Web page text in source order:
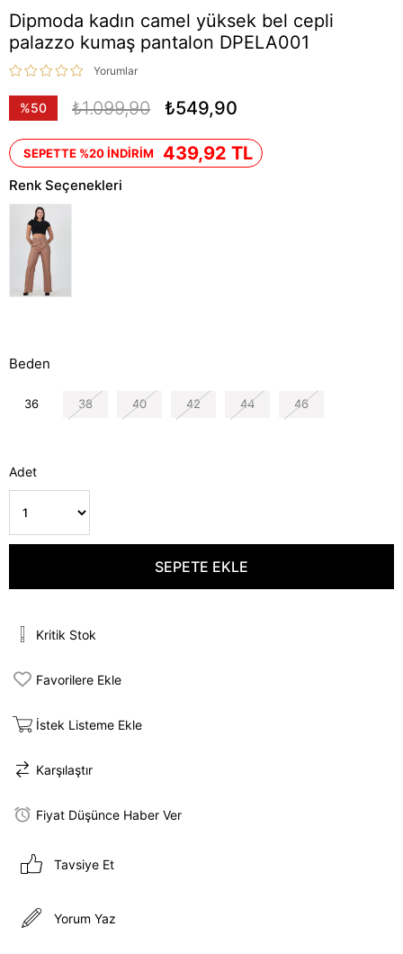
Dipmoda kadın camel yüksek bel cepli
palazzo kumaş pantalon DPELA001
Yorumlar
%50
₺1.099,90 ₺549,90
SEPETTE %20 İNDİRİM 439,92 TL
Renk Seçenekleri
Beden
36 38 40 42 44 46
Adet
Kritik Stok
Favorilere Ekle
İstek Listeme Ekle
Karşılaştır
Fiyat Düşünce Haber Ver
Tavsiye Et
Yorum Yaz